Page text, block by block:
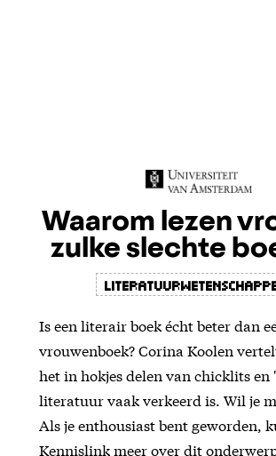
Waarom lezen
zulke slechte
Is een literair boek écht beter dan
vrouwenboek? Corina Koolen
het in hokjes delen van chicklits en
literatuur vaak verkeerd is. Wil je
Als je enthousiast bent geworden,
Kennislink meer over dit